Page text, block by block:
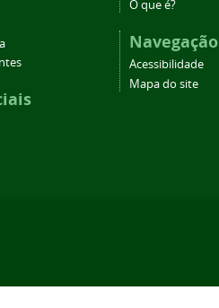
O que é?
Navegação
Acessibilidade
Mapa do site